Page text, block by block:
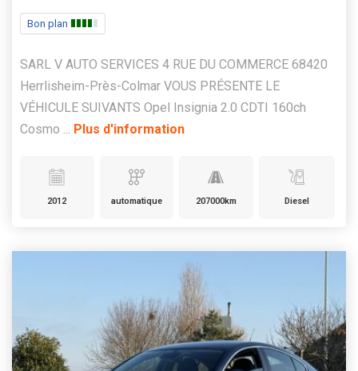
Bon plan
SARL V AUTO SERVICES 4 RUE DU COMMERCE 68420
Herrlisheim-Près-Colmar VOUS PRÉSENTE LE
VÉHICULE SUIVANTS Opel Insignia 2.0 CDTI 160ch
Cosmo ... Plus d'information
2012 automatique 207000km Diesel